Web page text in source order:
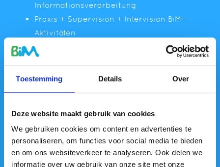
Toestemming Details Over
Deze website maakt gebruik van cookies
We gebruiken cookies om content en advertenties te
personaliseren, om functies voor social media te bieden
en om ons websiteverkeer te analyseren. Ook delen we
informatie over uw gebruik van onze site met onze
Informationsverarbeitung
Praxis + Supervision + Intervision BiM-
Aktivitäten
Mittagessen
Musikerlebnis
Praxis + Supervision + Intervision BiM-
Ouderen
Besprechung der Arbeitsaufgabe mit